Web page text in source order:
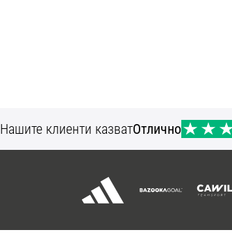
Нашите клиенти казватОтлично